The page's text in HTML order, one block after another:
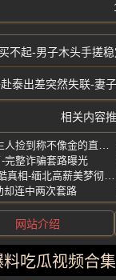
不起-男子木头手搓
泰出差突然失联-妻
相关内容
完整诈骗套路曝光
却连中两次套路
料吃瓜视频合集
网站介绍
版权所有 ©2025